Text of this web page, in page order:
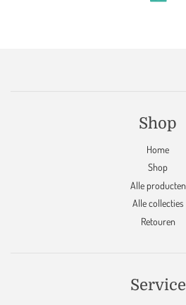
Shop
Home
Shop
Alle producten
Alle collecties
Retouren
Service